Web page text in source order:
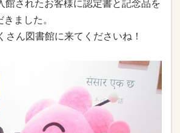
館されたお客様に認定書と記念品を
ました。
さん図書館に来てくださいね！